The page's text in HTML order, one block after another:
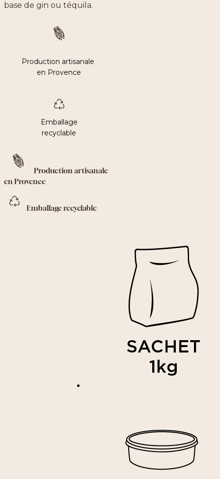
base de gin ou téquila.
Production artisanale
en Provence
Emballage
recyclable
Production artisanale
en Provence
Emballage recyclable